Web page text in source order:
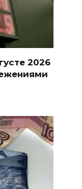
2026